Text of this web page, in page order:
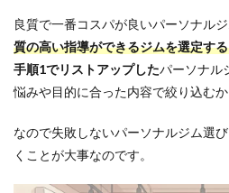
額制なのに
女性に特化
した質の高
いサポート
4.2
2
BEYOND
たまプラ
大会経験
良質で一番コスパが良いパーソナルジ
質の高い指導ができるジムを選定す
手順1でリストアップしたパーソナル
悩みや目的に合った内容で絞り込むか
なので失敗しないパーソナルジム選
くことが大事なのです。